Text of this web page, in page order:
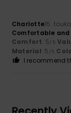
Charlotte15.
Comfortable
Comfort: 5/5
Material: 5 /5
I recommend